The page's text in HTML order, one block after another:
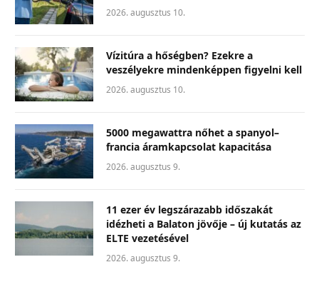
2026. augusztus 10.
Vízitúra a hőségben? Ezekre a
veszélyekre mindenképpen figyelni kell
2026. augusztus 10.
5000 megawattra nőhet a spanyol–
francia áramkapcsolat kapacitása
2026. augusztus 9.
11 ezer év legszárazabb időszakát
idézheti a Balaton jövője – új kutatás az
ELTE vezetésével
2026. augusztus 9.